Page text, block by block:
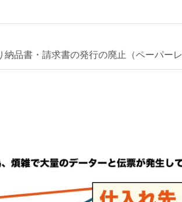
品書・請求書の発行の廃止（ペーパー